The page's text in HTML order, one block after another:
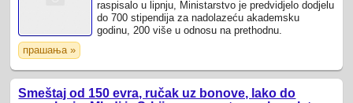
raspisalo u lipnju, Ministarstvo je predvidjelo dodjelu
do 700 stipendija za nadolazeću akademsku
godinu, 200 više u odnosu na prethodnu.
прашања »
Smeštaj od 150 evra, ručak uz bonove, lako do